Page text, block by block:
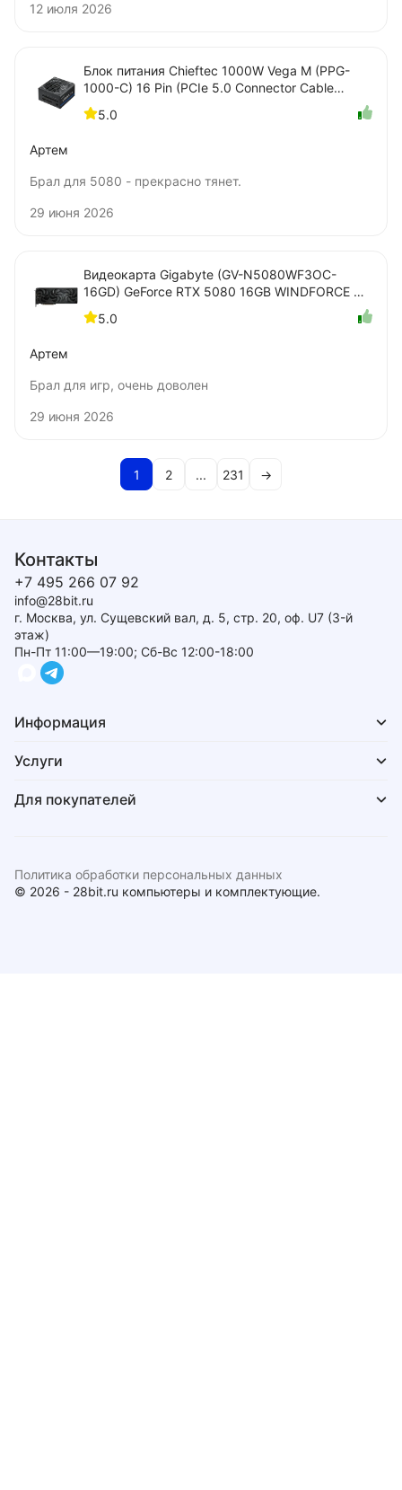
12 июля 2026
Блок питания Chieftec 1000W Vega M (PPG-
1000-C) 16 Pin (PCIe 5.0 Connector Cable
Details)
5.0
Артем
Брал для 5080 - прекрасно тянет.
29 июня 2026
Видеокарта Gigabyte (GV-N5080WF3OC-
16GD) GeForce RTX 5080 16GB WINDFORCE OC
SFF
5.0
Артем
Брал для игр, очень доволен
29 июня 2026
1 2 ... 231 →
Контакты
+7 495 266 07 92
info@28bit.ru
г. Москва, ул. Сущевский вал, д. 5, стр. 20, оф. U7 (3-й
этаж)
Пн-Пт 11:00—19:00; Сб-Вс 12:00-18:00
Информация
Услуги
Для покупателей
© 2026 - 28bit.ru компьютеры и комплектующие.
Политика обработки персональных данных